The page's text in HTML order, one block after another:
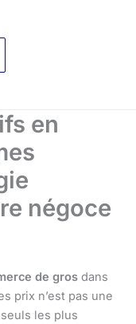
en
négoce
de gros dans
prix n’est pas une
les plus